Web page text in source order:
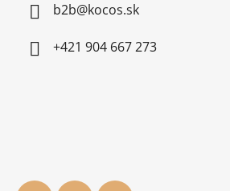
b2b@kocos.sk
+421 904 667 273